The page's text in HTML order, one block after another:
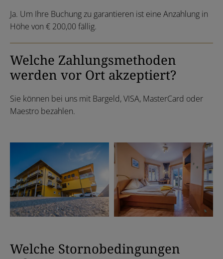
Ja. Um Ihre Buchung zu garantieren ist eine Anzahlung in
Höhe von € 200,00 fällig.
Welche Zahlungsmethoden
werden vor Ort akzeptiert?
Sie können bei uns mit Bargeld, VISA, MasterCard oder
Maestro bezahlen.
Welche Stornobedingungen